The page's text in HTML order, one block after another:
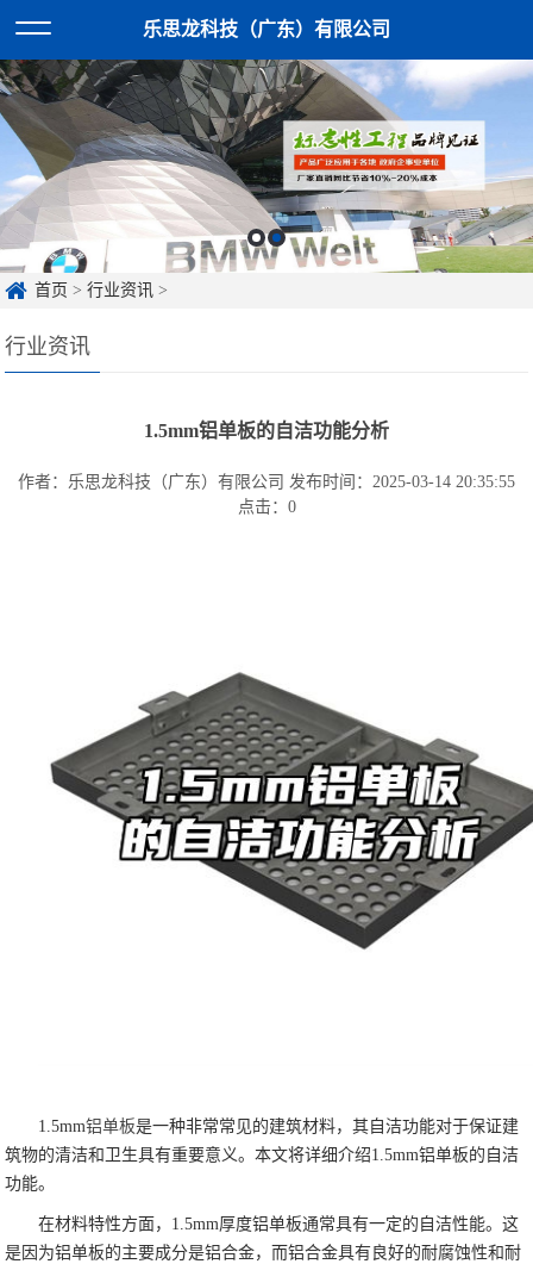
乐思龙科技（广东）有限公司
首页 >行业资讯 >
行业资讯
1.5mm铝单板的自洁功能分析
作者：乐思龙科技（广东）有限公司 发布时间：2025-03-14 20:35:55
点击： 0
1.5mm铝单板是一种非常常见的建筑材料，其自洁功能对于保证建
筑物的清洁和卫生具有重要意义。本文将详细介绍1.5mm铝单板的自洁
功能。
在材料特性方面，1.5mm厚度铝单板通常具有一定的自洁性能。这
是因为铝单板的主要成分是铝合金，而铝合金具有良好的耐腐蚀性和耐